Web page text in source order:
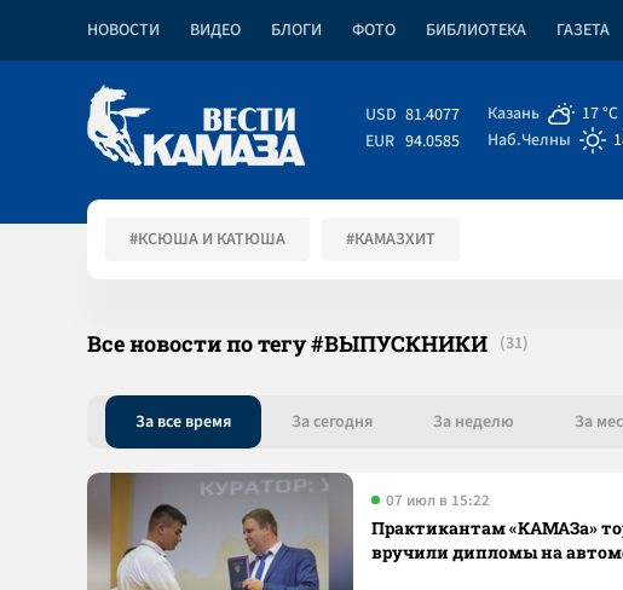
НОВОСТИ ВИДЕО БЛОГИ ФОТО БИБЛИОТЕКА ГАЗЕТА
USD 81.4077
EUR 94.0585
Казань
17 °C
Наб.Челны
#КСЮША И КАТЮША #КАМАЗХИТ
Все новости по тегу #ВЫПУСКНИКИ
За все время За сегодня За неделю За
07 июл в 15:22
Практикантам «КАМАЗа»
вручили дипломы на